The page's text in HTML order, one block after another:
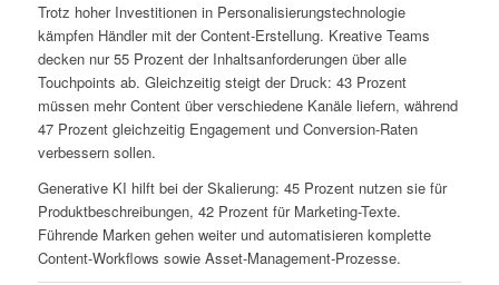
Trotz hoher Investitionen in Personalisierungstechnologie
kämpfen Händler mit der Content-Erstellung. Kreative Teams
decken nur 55 Prozent der Inhaltsanforderungen über alle
Touchpoints ab. Gleichzeitig steigt der Druck: 43 Prozent
müssen mehr Content über verschiedene Kanäle liefern, während
47 Prozent gleichzeitig Engagement und Conversion-Raten
verbessern sollen.
Generative KI hilft bei der Skalierung: 45 Prozent nutzen sie für
Produktbeschreibungen, 42 Prozent für Marketing-Texte.
Führende Marken gehen weiter und automatisieren komplette
Content-Workflows sowie Asset-Management-Prozesse.